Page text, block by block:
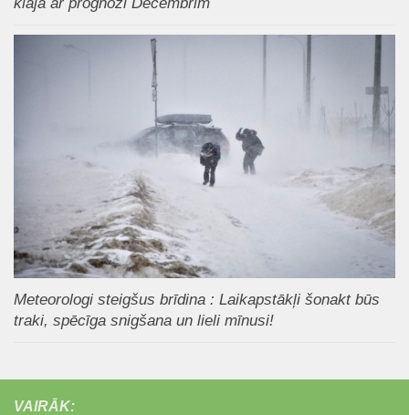
klajā ar prognozi Decembrim
Meteorologi steigšus brīdina : Laikapstākļi šonakt būs
traki, spēcīga snigšana un lieli mīnusi!
VAIRĀK: